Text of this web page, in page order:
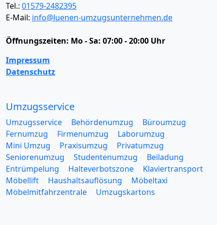
Tel.: 01579-2482395
E-Mail: info@luenen-umzugsunternehmen.de
Öffnungszeiten: Mo - Sa: 07:00 - 20:00 Uhr
Impressum
Datenschutz
Umzugsservice
Umzugsservice Behördenumzug
Büroumzug
Fernumzug
Firmenumzug
Laborumzug
Mini Umzug
Praxisumzug
Privatumzug
Seniorenumzug
Studentenumzug
Beiladung
Entrümpelung
Halteverbotszone
Klaviertransport
Möbellift
Haushaltsauflösung
Möbeltaxi
Möbelmitfahrzentrale
Umzugskartons